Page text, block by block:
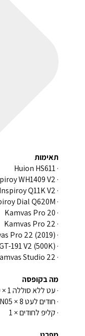
תאימות
· Huion HS611
· Inspiroy WH1409 V2
· Inspiroy Q11K V2
· Inspiroy Dial Q620M
· Kamvas Pro 20
· Kamvas Pro 22
· Kamvas Pro 22 (2019)
· Kamvas GT-191 V2 (500K)
· Kamvas Studio 22
מה בקופסה
· עט ללא סוללה PW500 × 1
· חודים לעט PN05 × 8
· קליפ לחודים × 1